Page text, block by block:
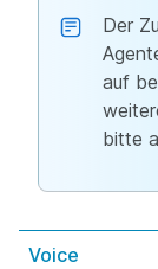
Der
auf
bitte
Voice